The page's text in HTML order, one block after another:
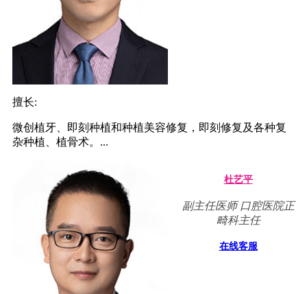
擅长:
微创植牙、即刻种植和种植美容修复，即刻修复及各种复
杂种植、植骨术。...
杜艺平
副主任医师 口腔医院正
畸科主任
在线客服